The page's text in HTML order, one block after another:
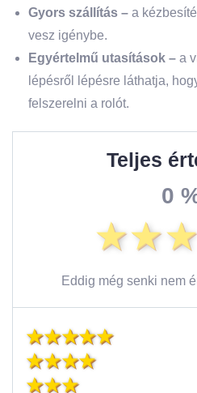
Gyors szállítás – a
vesz igénybe.
Egyértelmű utasítások – a
lépésről lépésre láthatja,
felszerelni a rolót.
Teljes
0
Eddig még senki nem